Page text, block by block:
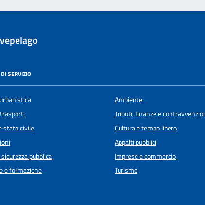
SERVIZIO
stato civile
pubblica
e formazione
Ambiente
Tributi, finanze e
Cultura e tempo libero
Appalti pubblici
Imprese e commercio
Turismo